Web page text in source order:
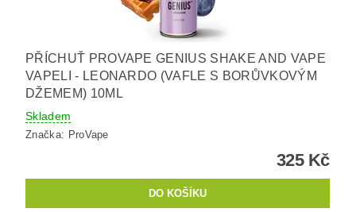
PŘÍCHUŤ PROVAPE GENIUS SHAKE AND VAPE
VAPELI - LEONARDO (VAFLE S BORŮVKOVÝM
DŽEMEM) 10ML
Skladem
Značka: ProVape
325 Kč